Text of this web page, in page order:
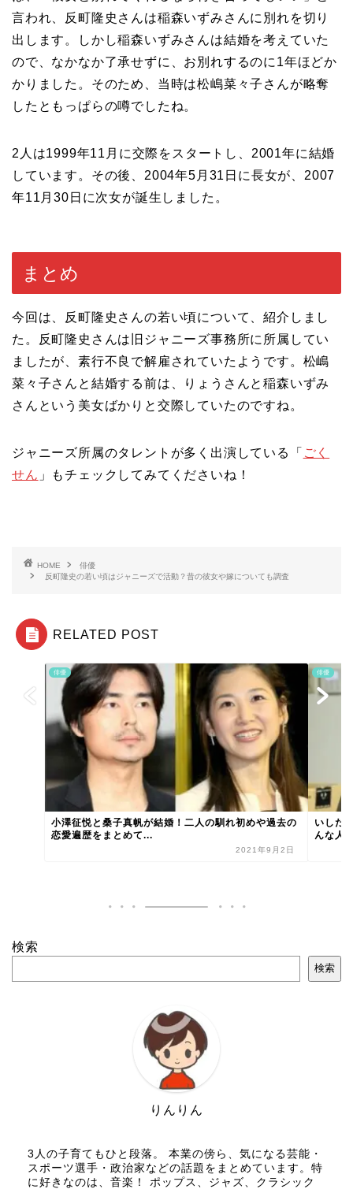
言われ、反町隆史さんは稲森いずみさんに別れを切り
出します。しかし稲森いずみさんは結婚を考えていた
ので、なかなか了承せずに、お別れするのに1年ほどか
かりました。そのため、当時は松嶋菜々子さんが略奪
したともっぱらの噂でしたね。
2人は1999年11月に交際をスタートし、2001年に結婚
しています。その後、2004年5月31日に長女が、2007
年11月30日に次女が誕生しました。
まとめ
今回は、反町隆史さんの若い頃について、紹介しまし
た。反町隆史さんは旧ジャニーズ事務所に所属してい
ましたが、素行不良で解雇されていたようです。松嶋
菜々子さんと結婚する前は、りょうさんと稲森いずみ
さんという美女ばかりと交際していたのですね。
ジャニーズ所属のタレントが多く出演している「 ごく
せん 」もチェックしてみてくださいね！
HOME
俳優
反町隆史の若い頃はジャニーズで活動？昔の彼女や嫁についても調査
RELATED POST
俳優
小澤征悦と桑子真帆が結婚！二人の馴れ初めや過去の
恋愛遍歴をまとめて...
2021年9月2日
俳優
いしだ
んな人
検索
検索
りんりん
3人の子育てもひと段落。 本業の傍ら、気になる芸能・
スポーツ選手・政治家などの話題をまとめています。特
に好きなのは、音楽！ ポップス、ジャズ、クラシック